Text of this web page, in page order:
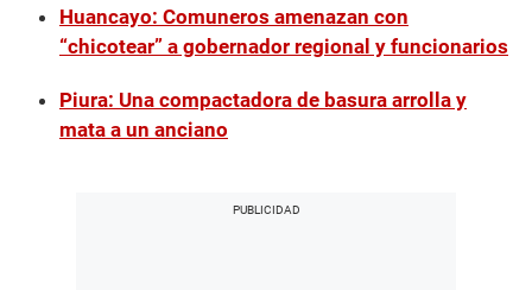
Huancayo: Comuneros amenazan con
“chicotear” a gobernador regional y funcionarios
Piura: Una compactadora de basura arrolla y
mata a un anciano